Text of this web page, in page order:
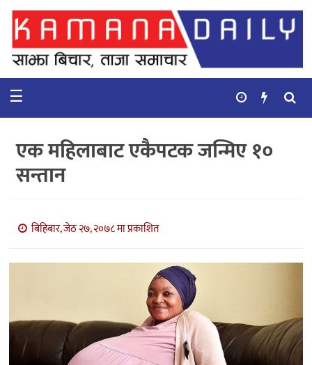
गृहपृष्ठ
समाचार
कुराकानी
बाणिज्य
भिडियो
☰
एक महिलाबाट एकैपटक जन्मिए १०
सन्तान
बिहिबार, जेठ २७, २०७८ मा प्रकाशित